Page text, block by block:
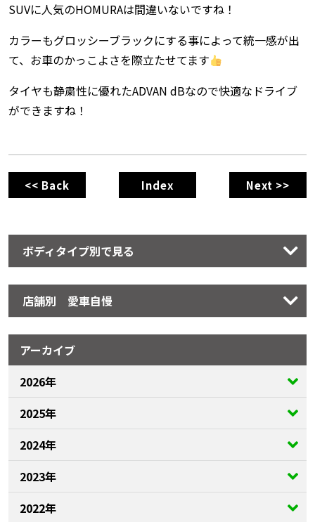
SUVに人気のHOMURAは間違いないですね！
カラーもグロッシーブラックにする事によって統一感が出
て、お車のかっこよさを際立たせてます
タイヤも静粛性に優れたADVAN dBなので快適なドライブ
ができますね！
<< Back Index Next >>
ボディタイプ別で見る
店舗別 愛車自慢
アーカイブ
2026年
2025年
2024年
2023年
2022年